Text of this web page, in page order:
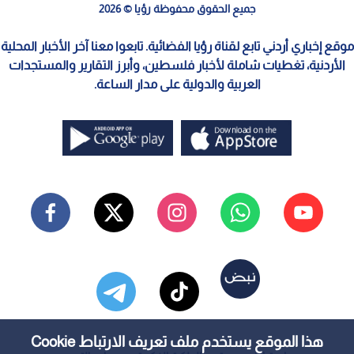
هذا الموقع يستخدم ملف تعريف الارتباط Cookie
جميع الحقوق محفوظة رؤيا © 2026
موقع إخباري أردني تابع لقناة رؤيا الفضائية. تابعوا معنا آخر الأخبار المحلية
الأردنية، تغطيات شاملة لأخبار فلسطين، وأبرز التقارير والمستجدات
العربية والدولية على مدار الساعة.